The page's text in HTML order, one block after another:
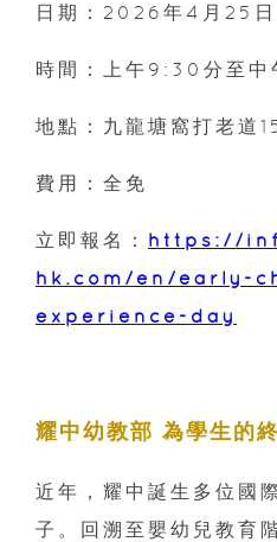
日期：2026年4月25
時間：上午9:30分至中
地點：九龍塘窩打老道
費用：全免
立即報名： https://
hk.com/en/early-
experience-day
耀中幼教部 為學生的
近年，耀中誕生多位國
子。回溯至嬰幼兒教育